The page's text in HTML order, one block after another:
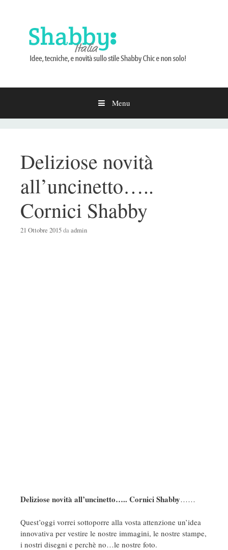
Menu
Deliziose novità
all’uncinetto…..
Cornici Shabby
21 Ottobre 2015daadmin
Deliziose novità all’uncinetto….. Cornici Shabby……
Quest’oggi vorrei sottoporre alla vosta attenzione un’idea
innovativa per vestire le nostre immagini, le nostre stampe,
i nostri disegni e perchè no…le nostre foto.